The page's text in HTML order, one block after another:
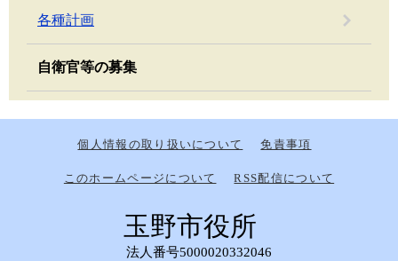
各種計画
自衛官等の募集
個人情報の取り扱いについて 免責事項
このホームページについて RSS配信について
玉野市役所
法人番号5000020332046